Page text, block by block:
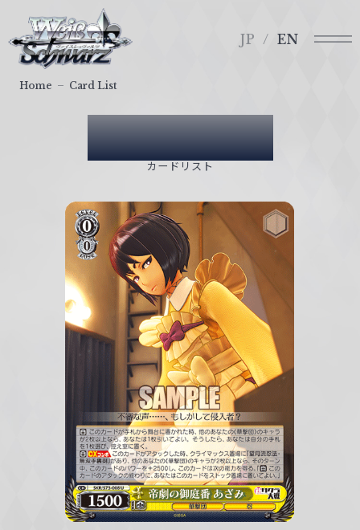
ァ
イ
JP EN
Card List
カードリスト
Home Card List